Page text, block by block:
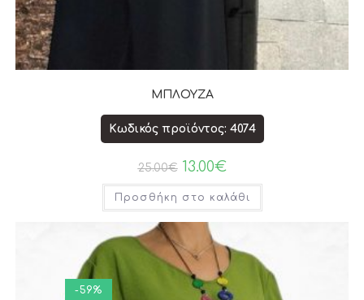
ΜΠΛΟΥΖΑ
Κωδικός προϊόντος: 4074
25.00€ 13.00€
Προσθήκη στο καλάθι
-59%